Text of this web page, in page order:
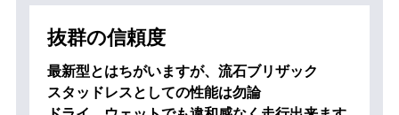
抜群の信頼度
最新型とはちがいますが、流石ブリザック
スタッドレスとしての性能は勿論